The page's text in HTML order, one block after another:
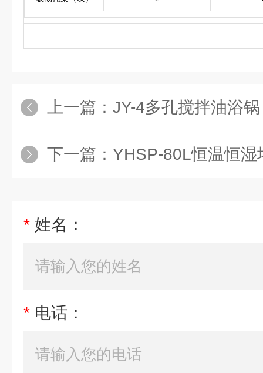
上一篇： JY-4多孔搅拌油浴锅
下一篇： YHSP-80L恒温恒湿培养
* 姓名：
* 电话：